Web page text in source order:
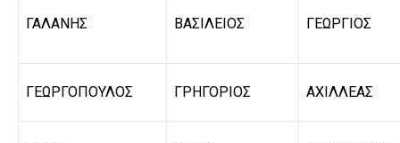
ΓΑΛΑΝΗΣ ΒΑΣΙΛΕΙΟΣ ΓΕΩΡΓΙΟΣ
ΓΕΩΡΓΟΠΟΥΛΟΣ ΓΡΗΓΟΡΙΟΣ ΑΧΙΛΛΕΑΣ